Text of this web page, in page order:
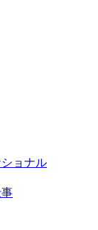
ョナル